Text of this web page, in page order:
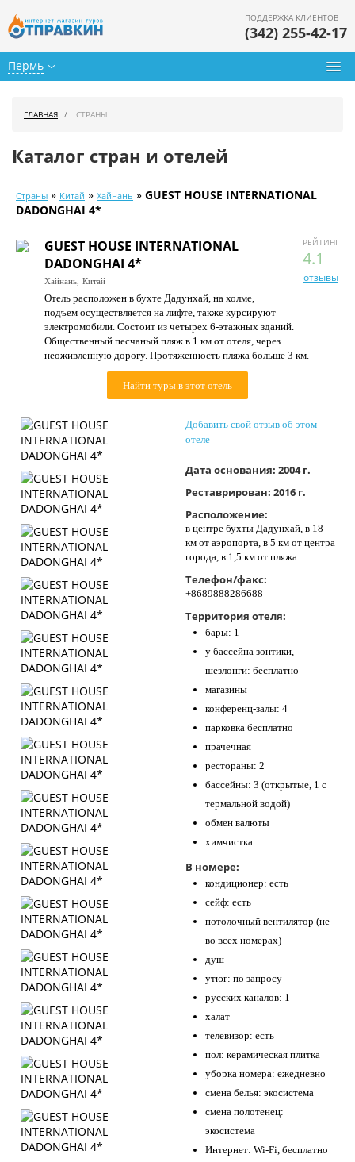
Пермь
ПОДДЕРЖКА КЛИЕНТОВ
(342) 255-42-17
Календарь туров
Цены дня
Страны
Как купить
О нас
ГЛАВНАЯ СТРАНЫ
Каталог стран и отелей
Страны » Китай » Хайнань » GUEST HOUSE INTERNATIONAL
DADONGHAI 4*
РЕЙТИНГ
4.1
отзывы
GUEST HOUSE INTERNATIONAL
DADONGHAI 4*
Хайнань, Китай
Отель расположен в бухте Дадунхай, на холме,
подъем осуществляется на лифте, также курсируют
электромобили. Состоит из четырех 6-этажных зданий.
Общественный песчаный пляж в 1 км от отеля, через
неоживленную дорогу. Протяженность пляжа больше 3 км.
Найти туры в этот отель
Добавить свой отзыв об этом
отеле
Дата основания: 2004 г.
Реставрирован: 2016 г.
Расположение:
в центре бухты Дадунхай, в 18
км от аэропорта, в 5 км от центра
города, в 1,5 км от пляжа.
Телефон/факс:
+8689888286688
Территория отеля:
бары: 1
у бассейна зонтики,
шезлонги: бесплатно
магазины
конференц-залы: 4
парковка бесплатно
прачечная
рестораны: 2
бассейны: 3 (открытые, 1 с
термальной водой)
обмен валюты
химчистка
В номере:
кондиционер: есть
сейф: есть
потолочный вентилятор (не
во всех номерах)
душ
утюг: по запросу
русских каналов: 1
халат
телевизор: есть
пол: керамическая плитка
уборка номера: ежедневно
смена белья: экосистема
смена полотенец:
экосистема
Интернет: Wi-Fi, бесплатно